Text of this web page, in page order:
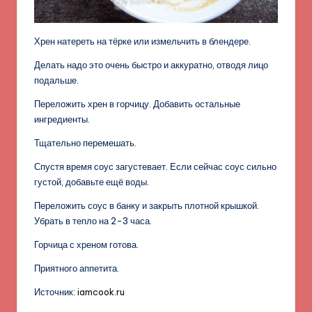
Хрен натереть на тёрке или измельчить в блендере.
Делать надо это очень быстро и аккуратно, отводя лицо
подальше.
Переложить хрен в горчицу. Добавить остальные
ингредиенты.
Тщательно перемешать.
Спустя время соус загустевает. Если сейчас соус сильно
густой, добавьте ещё воды.
Переложить соус в банку и закрыть плотной крышкой.
Убрать в тепло на 2-3 часа.
Горчица с хреном готова.
Приятного аппетита.
Источник: iamcook.ru